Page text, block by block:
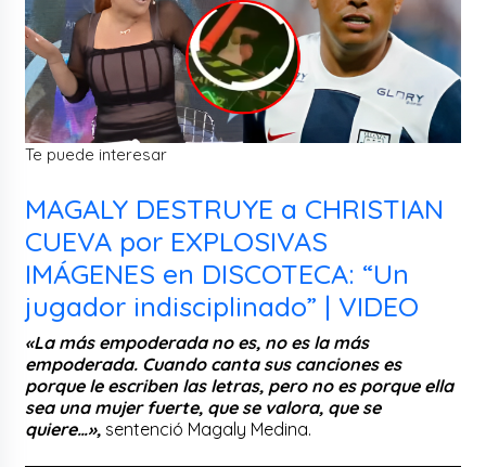
Te puede interesar
MAGALY DESTRUYE a CHRISTIAN
CUEVA por EXPLOSIVAS
IMÁGENES en DISCOTECA: “Un
jugador indisciplinado” | VIDEO
«La más empoderada no es, no es la más
empoderada. Cuando canta sus canciones es
porque le escriben las letras, pero no es porque ella
sea una mujer fuerte, que se valora, que se
quiere…», sentenció Magaly Medina.